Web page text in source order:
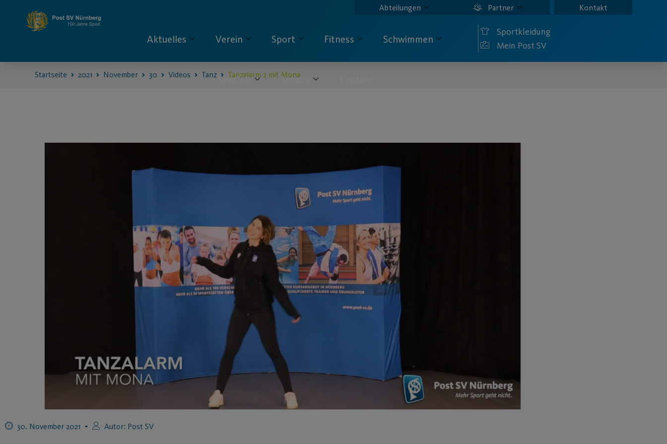
Abteilungen Partner Kontakt
Aktuelles Verein Sport Fitness Schwimmen
Specials Service
Sportkleidung
Mein Post SV
Startseite 2021 November 30 Videos Tanz Tanzalarm 2 mit Mona
30. November 2021 Autor: Post SV